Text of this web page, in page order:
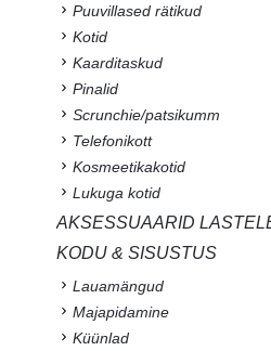
Puuvillased rätikud
Kotid
Kaarditaskud
Pinalid
Scrunchie/patsikumm
Telefonikott
Kosmeetikakotid
Lukuga kotid
AKSESSUAARID
KODU & SISUSTUS
Lauamängud
Majapidamine
Küünlad